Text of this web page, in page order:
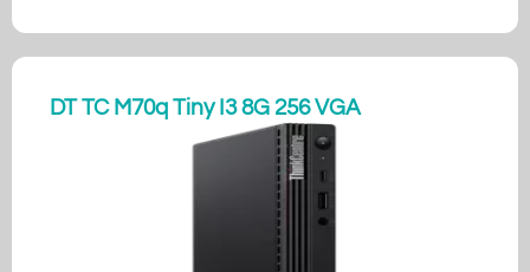
DT TC M70q Tiny I3 8G 256 VGA